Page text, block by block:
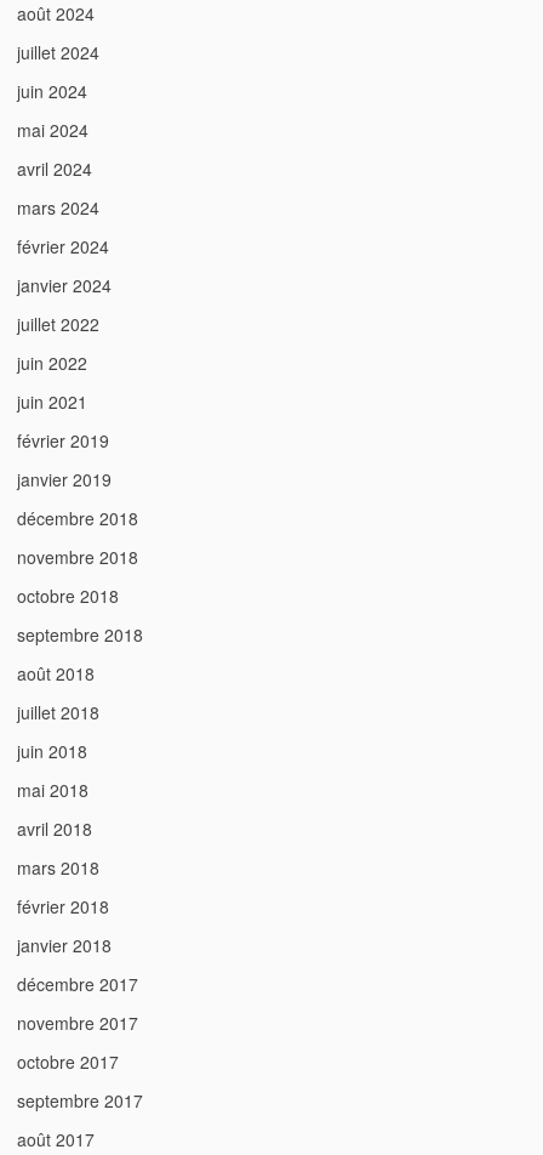
août 2024
juillet 2024
juin 2024
mai 2024
avril 2024
mars 2024
février 2024
janvier 2024
juillet 2022
juin 2022
juin 2021
février 2019
janvier 2019
décembre 2018
novembre 2018
octobre 2018
septembre 2018
août 2018
juillet 2018
juin 2018
mai 2018
avril 2018
mars 2018
février 2018
janvier 2018
décembre 2017
novembre 2017
octobre 2017
septembre 2017
août 2017